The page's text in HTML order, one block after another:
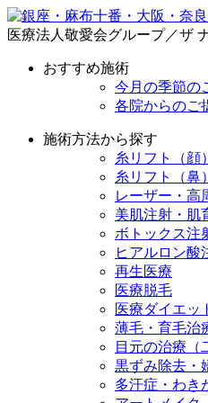
医療法人敬愛会グループ／ザ
おすすめ施術
今月の季節の
各院からのご
施術方法から探す
糸リフト（顔）
糸リフト（鼻）
レーザー・高
美肌注射・肌
ボトックス注
ヒアルロン酸
再生医療
医療脱毛
医療ダイエッ
薄毛・育毛治
目元の治療（
黒ずみ除去・
多汗症・わき